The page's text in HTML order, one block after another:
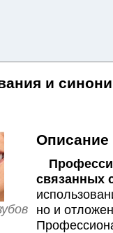
и
Описание
связанных
но и